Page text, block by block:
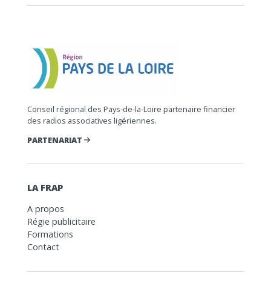
Conseil régional des Pays-de-la-Loire partenaire financier
des radios associatives ligériennes.
PARTENARIAT
LA FRAP
A propos
Régie publicitaire
Formations
Contact